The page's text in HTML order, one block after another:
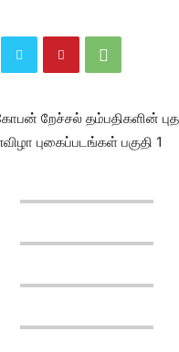
றேச்சல் தம்பதிகளின்
புகைப்படங்கள் பகுதி 1